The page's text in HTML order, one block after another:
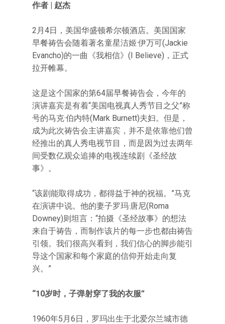
作者 | 赵杰
2月4日，美国华盛顿希尔顿酒店。美国国家
早餐祷告会随着著名童星洁姬·伊万可(Jackie
Evancho)的一曲《我相信》(I Believe)，正式
拉开帷幕。
这是这个国家的第64届早餐祷告会，今年的
演讲嘉宾是有着“美国电视真人秀节目之父”称
号的马克·伯内特(Mark Burnett)夫妇。但是，
成为此次祷告会主讲嘉宾，并不是依靠他们曾
经推出的真人秀电视节目，而是因为过去两年
间受数亿观众追捧的电视连续剧《圣经故
事》。
“该剧能取得成功，都得益于神的祝福。”马克
在演讲中说。他的妻子罗玛·唐尼(Roma
Downey)则坦言：“拍摄《圣经故事》的想法
来自于祷告，而制作该片的每一步也都由祷告
引领。我们很高兴看到，我们信心的脚步能引
导这个国家和每个家庭的信仰开始走向复
兴。”
“10岁时，子弹射穿了我的衣服”
1960年5月6日，罗玛出生于北爱尔兰城市德